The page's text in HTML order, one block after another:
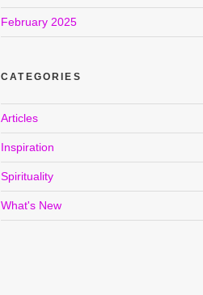
February 2025
CATEGORIES
Articles
Inspiration
Spirituality
What's New